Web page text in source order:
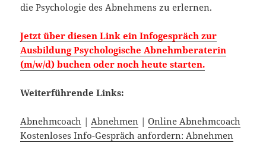
die Psychologie des Abnehmens zu erlernen.
Jetzt über diesen Link ein Infogespräch zur
Ausbildung Psychologische Abnehmberaterin
(m/w/d) buchen oder noch heute starten.
Weiterführende Links:
Abnehmcoach |Abnehmen |Online Abnehmcoach
Kostenloses Info-Gespräch anfordern: Abnehmen